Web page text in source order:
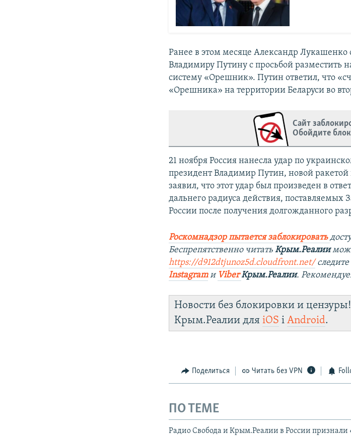
Ранее в этом месяце Александр Лукашенко
Владимиру Путину с просьбой разместить
систему «Орешник». Путин ответил, что
«Орешника» на территории Беларуси во
Сайт
Обойдите
21 ноября Россия нанесла удар по
президент Владимир Путин, новой
заявил, что этот удар был произведен в
дальнего радиуса действия, поставляемых
России после получения долгожданного
Роскомнадзор пытается заблокировать
Беспрепятственно читатьКрым.Реалии
https://d912dtjunoz5d.cloudfront.net/
Instagramи Viber Крым.Реалии.
Новости без блокировки и
Крым.Реалии дляiOS іAndroid.
Поделиться Читать без VPN
ПО ТЕМЕ
Радио Свобода и Крым.Реалии в России